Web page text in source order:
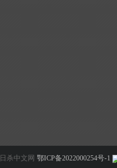
杀中文网 鄂ICP备2022000254号-1